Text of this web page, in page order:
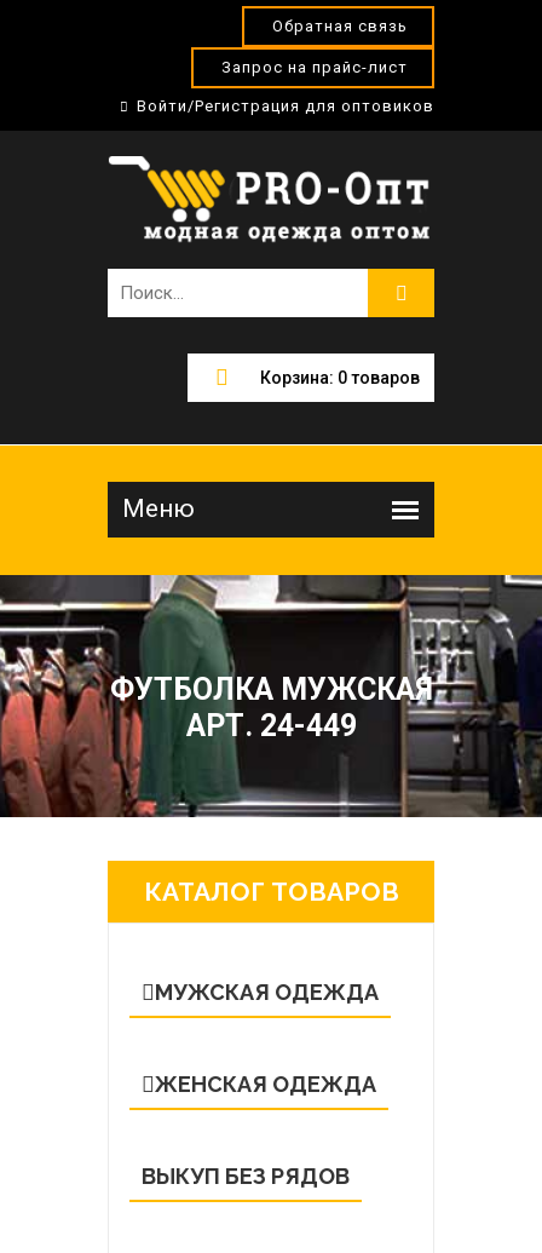
Обратная связь
Запрос на прайс-лист
Войти/Регистрация для оптовиков
Корзина: 0товаров
ФУТБОЛКА МУЖСКАЯ
АРТ. 24-449
КАТАЛОГ ТОВАРОВ
МУЖСКАЯ ОДЕЖДА
ЖЕНСКАЯ ОДЕЖДА
ВЫКУП БЕЗ РЯДОВ